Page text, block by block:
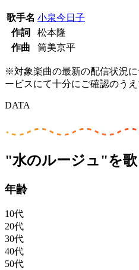
歌手名 小泉今日子
作詞
松本隆
作曲
筒美京平
※対象楽曲の最新の配信状況
ービスにて十分にご確認のうえ
DATA
"水のルージュ"を歌
年齢
10代
20代
30代
40代
50代